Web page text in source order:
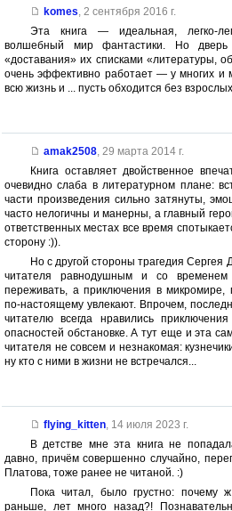
komes, 2 сентября 2016 г.
Эта книга — идеальная, легко-
волшебный мир фантастики. Но
«доставания» их списками «литературы,
очень эффективно работает — у многих и
всю жизнь и ... пусть обходится без
amak2508, 29 марта 2014 г.
Книга оставляет двойственное
очевидно слаба в литературном плане:
части произведения сильно затянуты,
часто нелогичны и манерны, а главный
ответственных местах все время
сторону :)).
Но с другой стороны трагедия Сергея
читателя равнодушным и со
переживать, а приключения в
по-настоящему увлекают. Впрочем,
читателю всегда нравились
опасностей обстановке. А тут еще и эта
читателя не совсем и незнакомая:
ну кто с ними в жизни не встречался...
flying_kitten, 14 июля 2023 г.
В детстве мне эта книга не
давно, причём совершенно случайно,
Платова, тоже ранее не читаной. :)
Пока читал, было грустно: почему
раньше, лет много назад?!